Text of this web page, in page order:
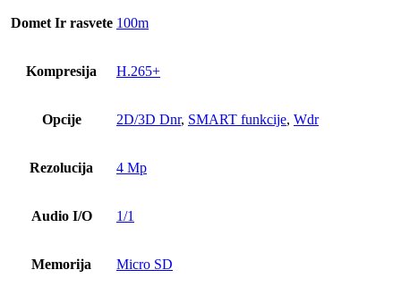
Domet Ir rasvete 100m
Kompresija H.265+
Opcije 2D/3D Dnr, SMART funkcije, Wdr
Rezolucija 4 Mp
Audio I/O 1/1
Memorija Micro SD